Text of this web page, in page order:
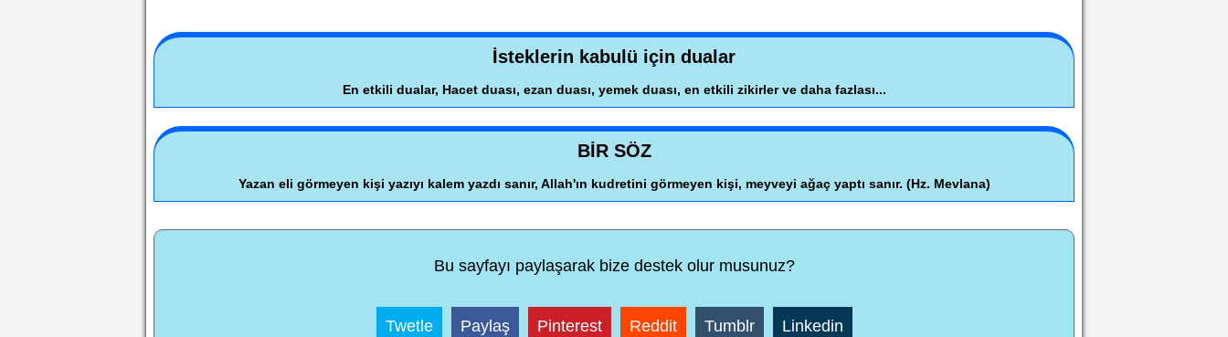
İsteklerin kabulü için dualar
En etkili dualar, Hacet duası, ezan duası, yemek duası, en etkili zikirler ve daha fazlası...
BİR SÖZ
Yazan eli görmeyen kişi yazıyı kalem yazdı sanır, Allah'ın kudretini görmeyen kişi, meyveyi ağaç yaptı sanır. (Hz. Mevlana)
Bu sayfayı paylaşarak bize destek olur musunuz?
Twetle Paylaş Pinterest Reddit Tumblr Linkedin